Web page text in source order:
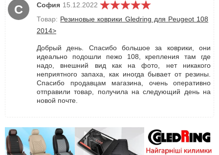
С София 15.12.2022
Товар: Резиновые коврики Gledring для Peugeot 108
2014>
Добрый день. Спасибо большое за коврики, они
идеально подошли пежо 108, крепления там где
надо, внешний вид как на фото, нет никакого
неприятного запаха, как иногда бывает от резины.
Спасибо продавцам магазина, очень оперативно
отправили товар, получила на следующий день на
новой почте.